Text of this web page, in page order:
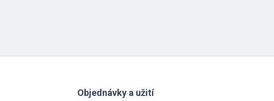
Objednávky a užití